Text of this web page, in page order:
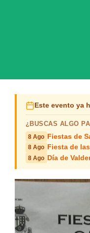
Este evento ya
¿BUSCAS ALGO
8 Ago Fiestas de
8 Ago Fiesta de
8 Ago Día de